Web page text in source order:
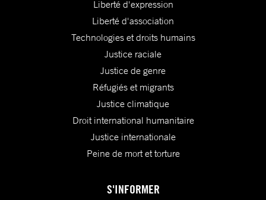
Liberté d'expression
Liberté d'association
Technologies et droits humains
Justice raciale
Justice de genre
Réfugiés et migrants
Justice climatique
Droit international humanitaire
Justice internationale
Peine de mort et torture
S'INFORMER